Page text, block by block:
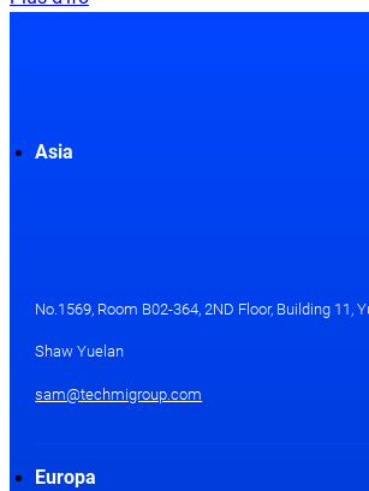
Asia
No.1569, Room B02-364, 2ND Floor, Building 11,
Shaw Yuelan
sam@techmigroup.com
Europa